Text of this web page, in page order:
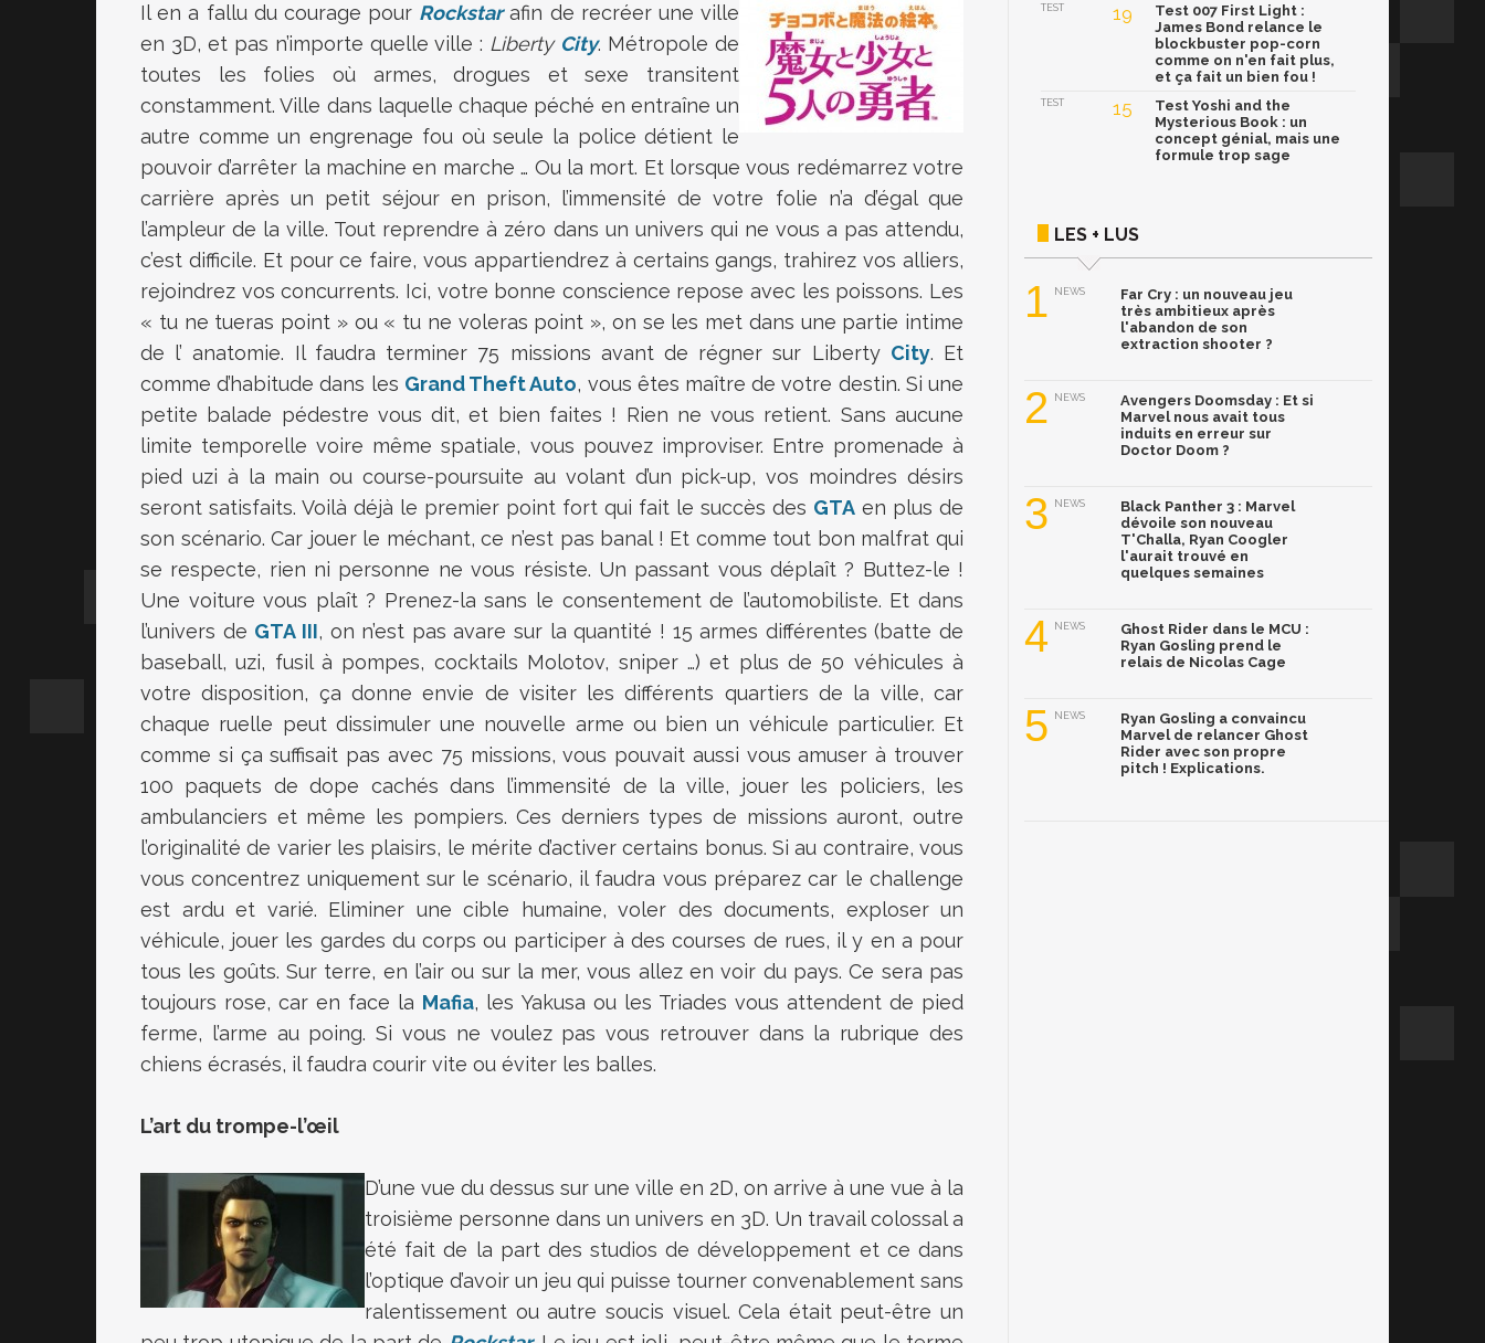
Il en a fallu du courage pour Rockstarafin de recréer une ville
en 3D, et pas n’importe quelle ville : Liberty City. Métropole de
toutes les folies où armes, drogues et sexe transitent
constamment. Ville dans laquelle chaque péché en entraîne un
autre comme un engrenage fou où seule la police détient le
pouvoir d’arrêter la machine en marche … Ou la mort. Et lorsque vous redémarrez votre
carrière après un petit séjour en prison, l’immensité de votre folie n’a d’égal que
l’ampleur de la ville. Tout reprendre à zéro dans un univers qui ne vous a pas attendu,
c’est difficile. Et pour ce faire, vous appartiendrez à certains gangs, trahirez vos alliers,
rejoindrez vos concurrents. Ici, votre bonne conscience repose avec les poissons. Les
« tu ne tueras point » ou « tu ne voleras point », on se les met dans une partie intime
de l’ anatomie. Il faudra terminer 75 missions avant de régner sur Liberty City. Et
comme d’habitude dans les Grand Theft Auto, vous êtes maître de votre destin. Si une
petite balade pédestre vous dit, et bien faites ! Rien ne vous retient. Sans aucune
limite temporelle voire même spatiale, vous pouvez improviser. Entre promenade à
pied uzi à la main ou course-poursuite au volant d’un pick-up, vos moindres désirs
seront satisfaits. Voilà déjà le premier point fort qui fait le succès des GTA en plus de
son scénario. Car jouer le méchant, ce n’est pas banal ! Et comme tout bon malfrat qui
se respecte, rien ni personne ne vous résiste. Un passant vous déplaît ? Buttez-le !
Une voiture vous plaît ? Prenez-la sans le consentement de l’automobiliste. Et dans
l’univers de GTA III, on n’est pas avare sur la quantité ! 15 armes différentes (batte de
baseball, uzi, fusil à pompes, cocktails Molotov, sniper …) et plus de 50 véhicules à
votre disposition, ça donne envie de visiter les différents quartiers de la ville, car
chaque ruelle peut dissimuler une nouvelle arme ou bien un véhicule particulier. Et
comme si ça suffisait pas avec 75 missions, vous pouvait aussi vous amuser à trouver
100 paquets de dope cachés dans l’immensité de la ville, jouer les policiers, les
ambulanciers et même les pompiers. Ces derniers types de missions auront, outre
l’originalité de varier les plaisirs, le mérite d’activer certains bonus. Si au contraire, vous
vous concentrez uniquement sur le scénario, il faudra vous préparez car le challenge
est ardu et varié. Eliminer une cible humaine, voler des documents, exploser un
véhicule, jouer les gardes du corps ou participer à des courses de rues, il y en a pour
tous les goûts. Sur terre, en l’air ou sur la mer, vous allez en voir du pays. Ce sera pas
toujours rose, car en face la Mafia, les Yakusa ou les Triades vous attendent de pied
ferme, l’arme au poing. Si vous ne voulez pas vous retrouver dans la rubrique des
chiens écrasés, il faudra courir vite ou éviter les balles.
L’art du trompe-l’œil
D’une vue du dessus sur une ville en 2D, on arrive à une vue à la
troisième personne dans un univers en 3D. Un travail colossal a
été fait de la part des studios de développement et ce dans
l’optique d’avoir un jeu qui puisse tourner convenablement sans
ralentissement ou autre soucis visuel. Cela était peut-être un
TEST 19
Test 007 First Light :
James Bond relance le
blockbuster pop-corn
comme on n'en fait plus,
et ça fait un bien fou !
TEST 15
Test Yoshi and the
Mysterious Book : un
concept génial, mais une
formule trop sage
LES + LUS
1 NEWS
Far Cry : un nouveau jeu
très ambitieux après
l'abandon de son
extraction shooter ?
2 NEWS
Avengers Doomsday : Et si
Marvel nous avait tous
induits en erreur sur
Doctor Doom ?
3 NEWS
Black Panther 3 : Marvel
dévoile son nouveau
T'Challa, Ryan Coogler
l'aurait trouvé en
quelques semaines
4 NEWS
Ghost Rider dans le MCU :
Ryan Gosling prend le
relais de Nicolas Cage
5 NEWS
Ryan Gosling a convaincu
Marvel de relancer Ghost
Rider avec son propre
pitch ! Explications.